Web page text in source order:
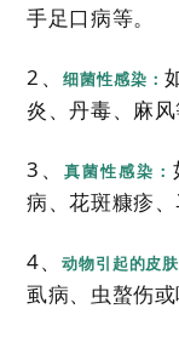
手足口病等。
2、 细菌性感染：
炎、丹毒、麻风
3、真菌性感染：
病、花斑糠疹、
4、动物引起的皮肤
虱病、虫螯伤或